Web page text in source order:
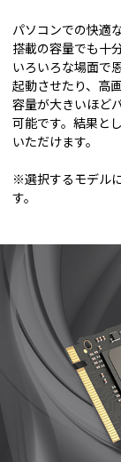
パソコンでの快適
搭載の容量でも十
いろいろな場面で
起動させたり、高
容量が大きいほど
可能です。結果と
いただけます。
※選択するモデル
す。